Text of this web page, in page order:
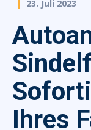
23. Juli 2023
Ihres